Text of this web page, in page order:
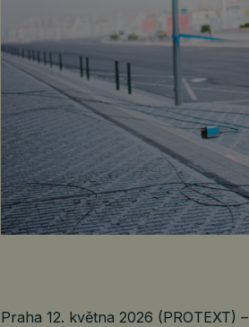
Praha 12. května 2026 (PROTEXT) –